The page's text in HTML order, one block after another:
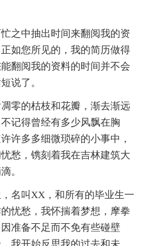
之中抽出时间来翻阅我的资
如您所见的，我的简历做得
翻阅我的资料的时间并不会
说了。
零的枯枝和花瓣，渐去渐远
记得曾经有多少风飘在胸
许多多细微琐碎的小事中，
愁，镌刻着我在吉林建筑大
。
名叫XX，和所有的毕业生一
忧愁，我怀揣着梦想，摩拳
准备不足而不免有些碰壁
我开始反思我的过去和未